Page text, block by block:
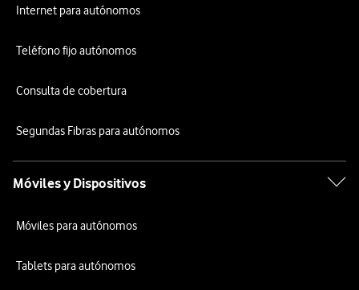
Internet para autónomos
Teléfono fijo autónomos
Consulta de cobertura
Segundas Fibras para autónomos
Móviles y Dispositivos
Móviles para autónomos
Tablets para autónomos